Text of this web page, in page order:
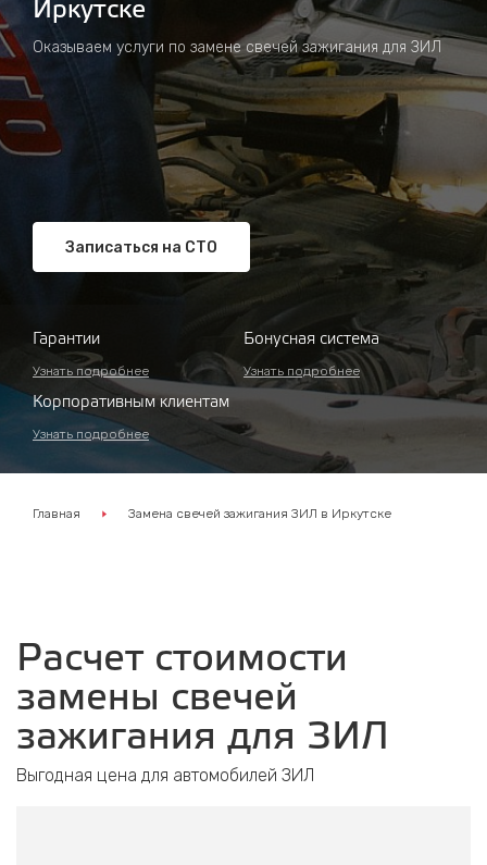
Иркутске
Оказываем услуги по замене свечей зажигания для ЗИЛ
Записаться на СТО
Гарантии
Узнать подробнее
Бонусная система
Узнать подробнее
Корпоративным клиентам
Узнать подробнее
Главная Замена свечей зажигания ЗИЛ в Иркутске
Расчет стоимости
замены свечей
зажигания для ЗИЛ
Выгодная цена для автомобилей ЗИЛ